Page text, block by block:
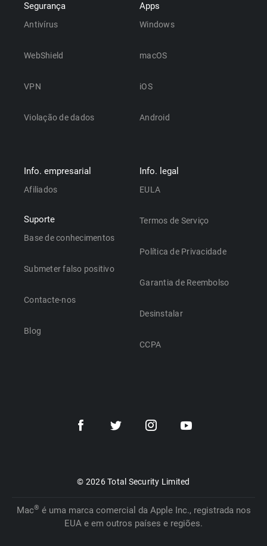
Segurança
Antivírus
WebShield
VPN
Violação de dados
Apps
Windows
macOS
iOS
Android
Info. empresarial
Afiliados
Suporte
Base de conhecimentos
Submeter falso positivo
Contacte-nos
Blog
Info. legal
EULA
Termos de Serviço
Política de Privacidade
Garantia de Reembolso
Desinstalar
CCPA
Svenska
Nederlands
Español
Deutsch
© 2026 Total Security Limited
Mac® é uma marca comercial da Apple Inc., registrada nos
EUA e em outros países e regiões.